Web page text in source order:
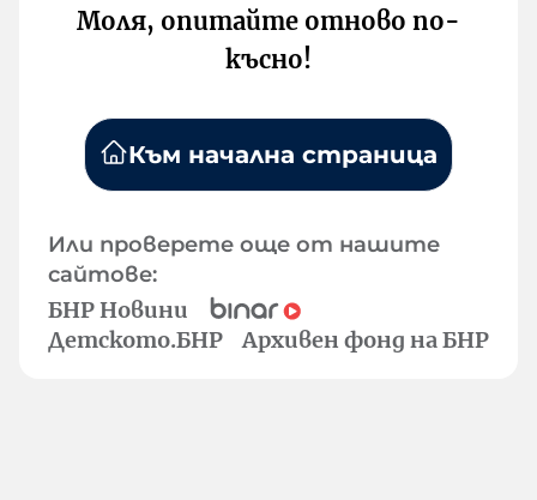
Моля, опитайте отново по-
късно!
Към начална страница
Или проверете още от нашите
сайтове:
БНР Новини
Детското.БНР
Архивен фонд на БНР